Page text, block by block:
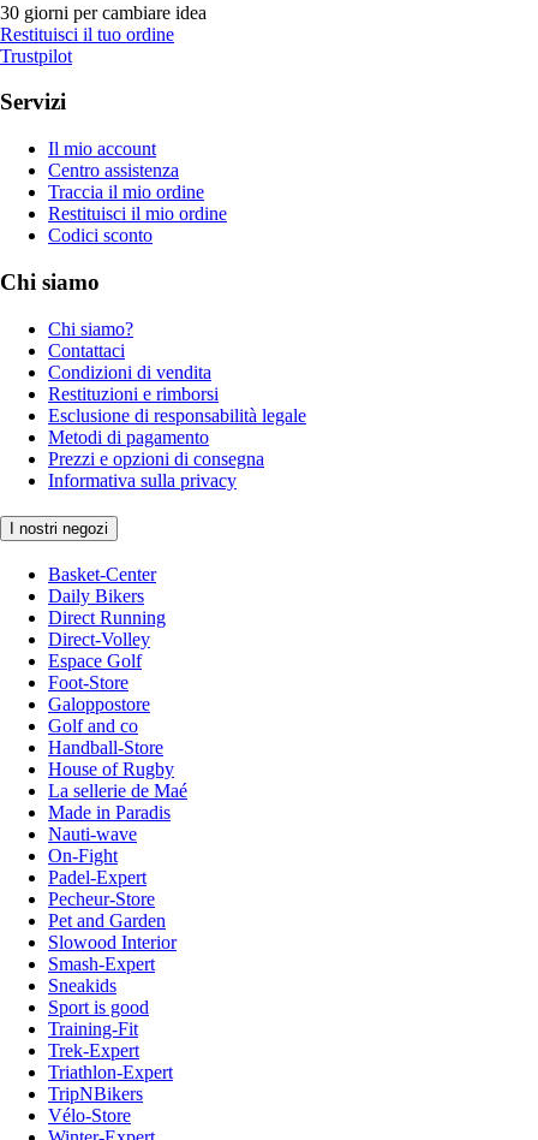
30 giorni per cambiare idea
Restituisci il tuo ordine
Trustpilot
Servizi
Il mio account
Centro assistenza
Traccia il mio ordine
Restituisci il mio ordine
Codici sconto
Chi siamo
Chi siamo?
Contattaci
Condizioni di vendita
Restituzioni e rimborsi
Esclusione di responsabilità legale
Metodi di pagamento
Prezzi e opzioni di consegna
Informativa sulla privacy
I nostri negozi
Basket-Center
Daily Bikers
Direct Running
Direct-Volley
Espace Golf
Foot-Store
Galoppostore
Golf and co
Handball-Store
House of Rugby
La sellerie de Maé
Made in Paradis
Nauti-wave
On-Fight
Padel-Expert
Pecheur-Store
Pet and Garden
Slowood Interior
Smash-Expert
Sneakids
Sport is good
Training-Fit
Trek-Expert
Triathlon-Expert
TripNBikers
Vélo-Store